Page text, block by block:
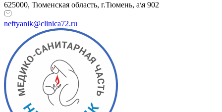
625000, Тюменская область, г.Тюмень, а\я 902
neftyanik@clinica72.ru